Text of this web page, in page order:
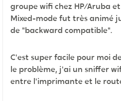
groupe wifi chez HP/Aruba
Mixed-mode fut très animé
de "backward compatible".
C'est super facile pour moi
le problème, j'ai un sniffer
entre l'imprimante et le